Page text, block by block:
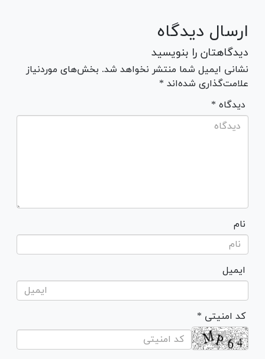
ارسال دیدگاه
دیدگاهتان را بنویسید
نشانی ایمیل شما منتشر نخواهد شد. بخش‌های موردنیاز
علامت‌گذاری شده‌اند *
* دیدگاه
نام
ایمیل
* کد امنیتی